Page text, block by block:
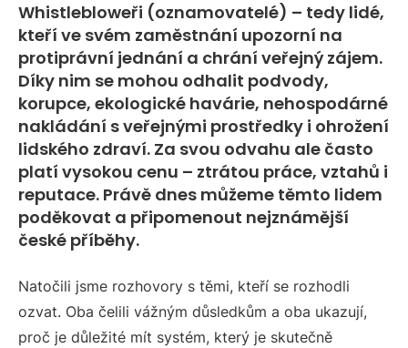
Whistlebloweři (oznamovatelé) – tedy lidé,
kteří ve svém zaměstnání upozorní na
protiprávní jednání a chrání veřejný zájem.
Díky nim se mohou odhalit podvody,
korupce, ekologické havárie, nehospodárné
nakládání s veřejnými prostředky i ohrožení
lidského zdraví. Za svou odvahu ale často
platí vysokou cenu – ztrátou práce, vztahů i
reputace. Právě dnes můžeme těmto lidem
poděkovat a připomenout nejznámější
české příběhy.
Natočili jsme rozhovory s těmi, kteří se rozhodli
ozvat. Oba čelili vážným důsledkům a oba ukazují,
proč je důležité mít systém, který je skutečně